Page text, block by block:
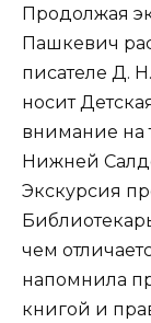
Продолжая
Пашкевич
писателе Д.
носит
внимание на
Нижней
Экскурсия
чем
напомнила
книгой и